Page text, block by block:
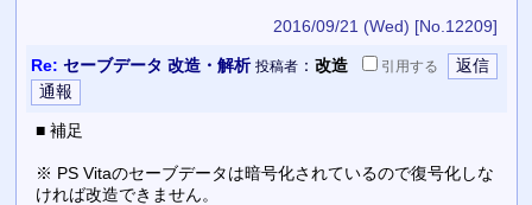
2016/09/21 (Wed) [No.12209]
Re: セーブデータ 改造・解析 投稿者： 改造 引用する
■ 補足
※ PS Vitaのセーブデータは暗号化されているので復号化しな
ければ改造できません。